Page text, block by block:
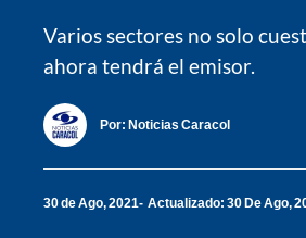
Varios sectores no solo
ahora tendrá el emisor.
Por: Noticias Caracol
30 de Ago, 2021 Actualizado: 30 De Ago,